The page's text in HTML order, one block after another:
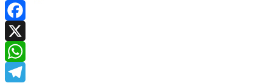
Facebook
X
WhatsApp